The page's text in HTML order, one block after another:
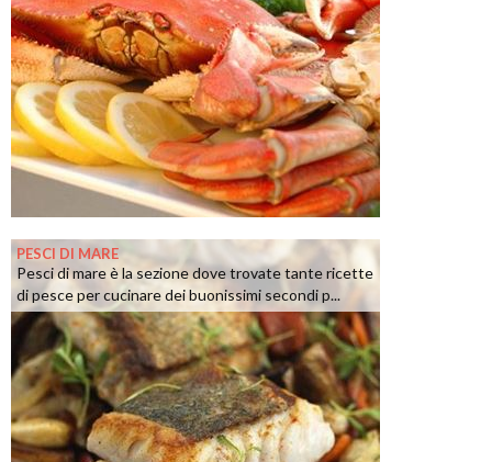
PESCI DI MARE
Pesci di mare è la sezione dove trovate tante ricette
di pesce per cucinare dei buonissimi secondi p...